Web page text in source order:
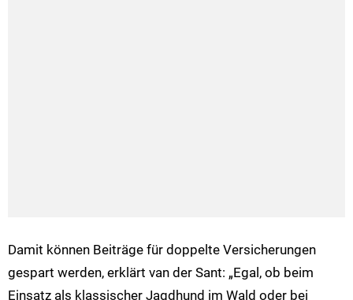
Damit können Beiträge für doppelte Versicherungen
gespart werden, erklärt van der Sant: „Egal, ob beim
Einsatz als klassischer Jagdhund im Wald oder bei